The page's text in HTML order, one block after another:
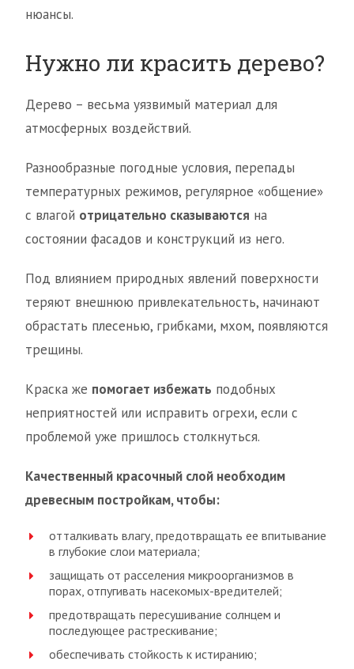
нюансы.
Нужно ли красить дерево?
Дерево – весьма уязвимый материал для
атмосферных воздействий.
Разнообразные погодные условия, перепады
температурных режимов, регулярное «общение»
с влагой отрицательно сказываются на
состоянии фасадов и конструкций из него.
Под влиянием природных явлений поверхности
теряют внешнюю привлекательность, начинают
обрастать плесенью, грибками, мхом, появляются
трещины.
Краска же помогает избежать подобных
неприятностей или исправить огрехи, если с
проблемой уже пришлось столкнуться.
Качественный красочный слой необходим
древесным постройкам, чтобы:
отталкивать влагу, предотвращать ее впитывание
в глубокие слои материала;
защищать от расселения микроорганизмов в
порах, отпугивать насекомых-вредителей;
предотвращать пересушивание солнцем и
последующее растрескивание;
обеспечивать стойкость к истиранию;